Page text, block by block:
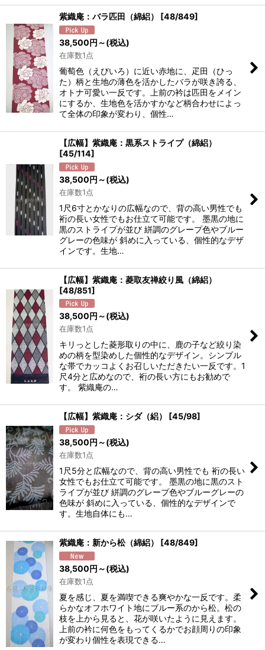
紫織庵：バラ匹田（綿絽） [48/849]
38,500円 ～(税込)
在庫数1点
葡萄色（えびいろ）に近い赤地に、疋田（ひっ
た）柄と生地の薄色を活かしたバラが咲き誇る、
オトナ可愛い一反です。上前の衿は匹田をメイン
にするか、生地色を活かすかなど柄合わせによっ
て全体の印象が変わり、個性…
【広幅】紫織庵：黒系ストライプ（綿絽）
[45/114]
38,500円 ～(税込)
在庫数1点
1尺6寸とかなりの広幅なので、背の高い男性でも
裄の長い女性でもお仕立て可能です。 墨黒の地に
黒のストライプが並び 絣調のグレープ色やブルー
グレーの色味が 斜めに入っている、個性的なデザ
インです。生地…
【広幅】紫織庵：菱取友禅絞り風（綿絽）
[48/851]
38,500円 ～(税込)
在庫数1点
キリっとした菱形取りの中に、鹿の子など絞り染
めの柄を型染めした個性的なデザイン。シンプル
な帯でカッコよくお召しいただきたい一反です。1
尺4分と広めなので、裄の長い方にもお勧めで
す。 紫織庵の…
【広幅】紫織庵：シダ（絽） [45/98]
38,500円 ～(税込)
在庫数1点
1尺5分と広幅なので、背の高い男性でも 裄の長い
女性でもお仕立て可能です。 墨黒の地に黒のスト
ライプが並び 絣調のグレープ色やブルーグレーの
色味が 斜めに入っている、個性的なデザインで
す。生地自体にも…
紫織庵：新から松（綿絽） [48/849]
38,500円 ～(税込)
在庫数1点
夏を感じ、夏を満喫できる爽やかな一反です。柔
らかなオフホワイト地にブルー系のから松。松の
枝を上から見ると、花が咲いたように見えます。
上前の衿に何色をもってくるかでお顔周りの印象
が変わり個性を表現できる…